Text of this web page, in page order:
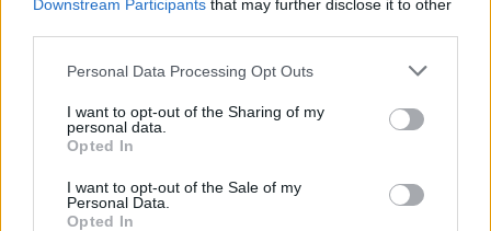
Downstream Participants that may further disclose it to other
Please note that this website/app uses one or more Google
not limited to your visit or usage behaviour. You may click to
grant or deny consent to Google and its third-party tags to
use your data for below specified purposes in below Google
consent section.
Personal Data Processing Opt Outs
I want to opt-out of the Sharing of my
personal data.
Opted In
I want to opt-out of the Sale of my
Personal Data.
Opted In
a
ce
b
o
o
k
w
it
te
r
n
te
re
st
h
at
s
A
p
h
a
re
Articolo precedente
NOTIZIE RECENTI